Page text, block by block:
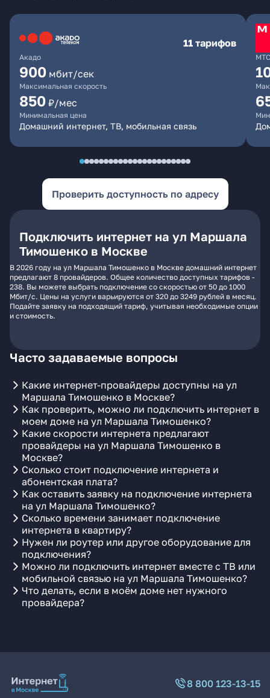
Акадо
11 тарифов
900 мбит/сек
Максимальная скорость
850 ₽/мес
Минимальная цена
Домашний интернет, ТВ, мобильная связь
МТС
Проверить доступность по адресу
Подключить интернет на ул Маршала
Тимошенко в Москве
В 2026 году на ул Маршала Тимошенко в Москве домашний интернет
предлагают 8 провайдеров. Общее количество доступных тарифов -
238. Вы можете выбрать подключение со скоростью от 50 до 1000
Мбит/с. Цены на услуги варьируются от 320 до 3249 рублей в месяц.
Подайте заявку на подходящий тариф, учитывая необходимые опции
и стоимость.
Часто задаваемые вопросы
Какие интернет-провайдеры доступны на ул
Маршала Тимошенко в Москве?
Как проверить, можно ли подключить интернет в
моем доме на ул Маршала Тимошенко?
Какие скорости интернета предлагают
провайдеры на ул Маршала Тимошенко в
Москве?
Сколько стоит подключение интернета и
абонентская плата?
Как оставить заявку на подключение интернета
на ул Маршала Тимошенко?
Сколько времени занимает подключение
интернета в квартиру?
Нужен ли роутер или другое оборудование для
подключения?
Можно ли подключить интернет вместе с ТВ или
мобильной связью на ул Маршала Тимошенко?
Что делать, если в моём доме нет нужного
провайдера?
8 800 123-13-15